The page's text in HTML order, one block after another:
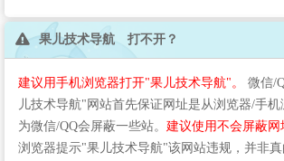
果儿技术导航 打不开？
建议用手机浏览器打开"果儿技术导航"。
微信/
儿技术导航"网站首先保证网址是从浏览器/手机
为微信/QQ会屏蔽一些站。 建议使用不会屏蔽网
浏览器提示"果儿技术导航"该网站违规，并非